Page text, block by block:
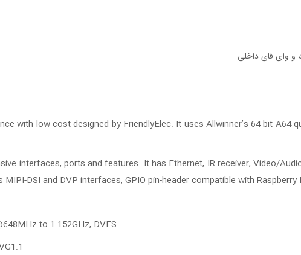
with low cost designed by FriendlyElec. It uses Allwinner’s 64-bit A64
interfaces, ports and features. It has Ethernet, IR receiver, Video/
DSI and DVP interfaces, GPIO pin-header compatible with Raspberry
to 1.152GHz, DVFS